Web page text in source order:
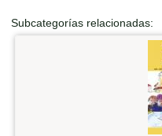
Subcategorías relacionadas: